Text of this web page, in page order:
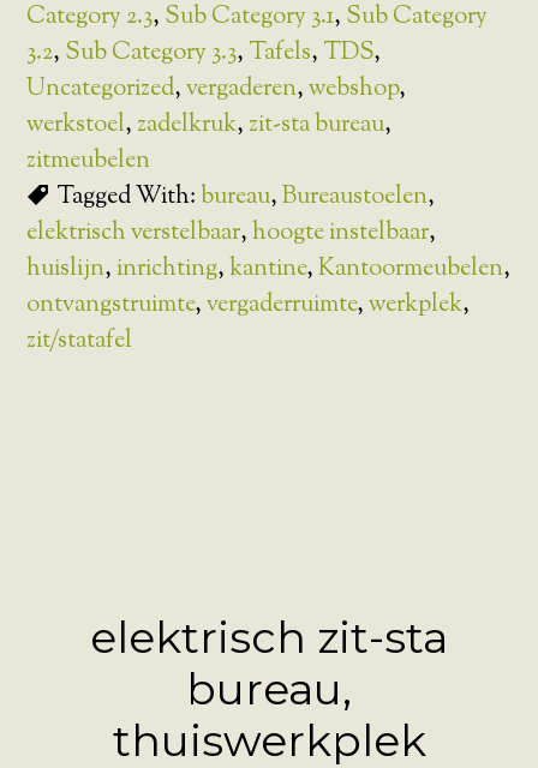
Category 2.3, Sub Category 3.1, Sub Category
3.2, Sub Category 3.3, Tafels, TDS,
Uncategorized,vergaderen,webshop,
werkstoel, zadelkruk, zit-sta bureau,
zitmeubelen
Tagged With:bureau,Bureaustoelen,
elektrisch verstelbaar,hoogte instelbaar,
huislijn, inrichting,kantine,Kantoormeubelen,
ontvangstruimte,vergaderruimte,werkplek,
zit/statafel
elektrisch zit-sta
bureau,
thuiswerkplek